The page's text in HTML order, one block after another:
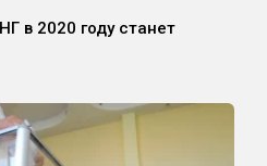
в 2020 году станет